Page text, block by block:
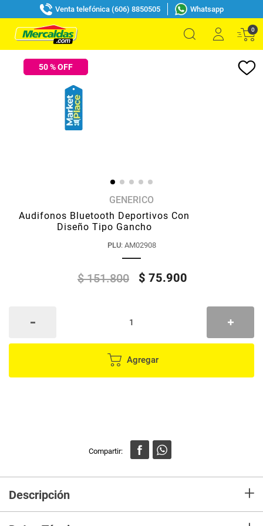
Venta telefónica (606) 8850505 Whatsapp
0
50% OFF
GENERICO
Audifonos Bluetooth Deportivos Con
Diseño Tipo Gancho
PLU: AM02908
$ 151.800 $ 75.900
Agregar
Descripción +